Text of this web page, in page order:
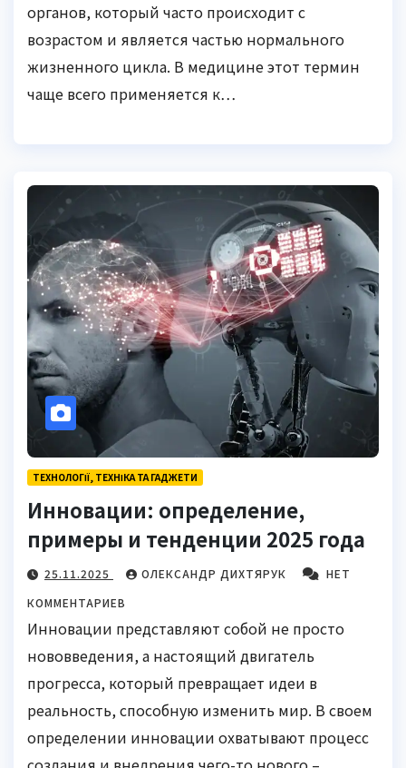
органов, который часто происходит с
возрастом и является частью нормального
жизненного цикла. В медицине этот термин
чаще всего применяется к…
ТЕХНОЛОГІЇ, ТЕХНІКА ТА ГАДЖЕТИ
Инновации: определение,
примеры и тенденции 2025 года
25.11.2025 ОЛЕКСАНДР ДИХТЯРУК
НЕТ
КОММЕНТАРИЕВ
Инновации представляют собой не просто
нововведения, а настоящий двигатель
прогресса, который превращает идеи в
реальность, способную изменить мир. В своем
определении инновации охватывают процесс